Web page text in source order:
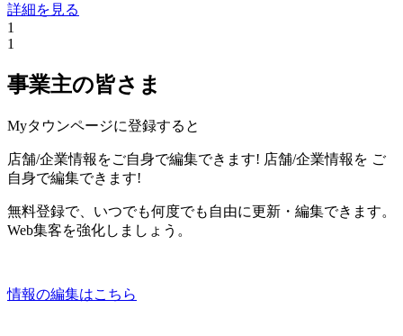
詳細を見る
1
1
事業主の皆さま
Myタウンページに登録すると
店舗/企業情報をご自身で編集できます! 店舗/企業情報を ご
自身で編集できます!
無料登録で、いつでも何度でも自由に更新・編集できます。
Web集客を強化しましょう。
情報の編集はこちら